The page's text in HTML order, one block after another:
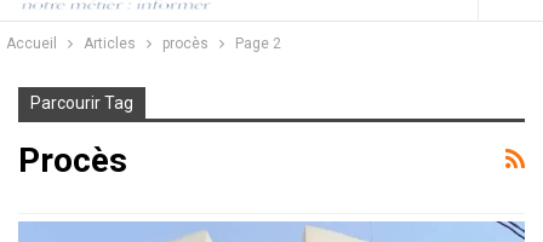
Accueil Articles procès Page 2
Parcourir Tag
Procès